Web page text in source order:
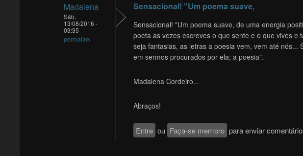
Madalena
Sáb,
13/08/2016 -
03:35
permalink
Sensacional! "Um poema suave,
Sensacional! "Um poema suave, de uma energia
poeta as vezes escreves o que sente e o que vives e
seja fantasias, as letras a poesia vem, vem até nós...
em sermos procurados por ela; a poesia".
Madalena Cordeiro...
Abraços!
Entre ou Faça-se membro para enviar